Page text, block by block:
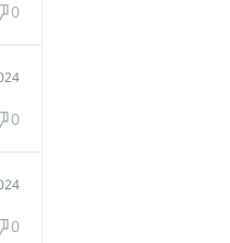
0
0
0